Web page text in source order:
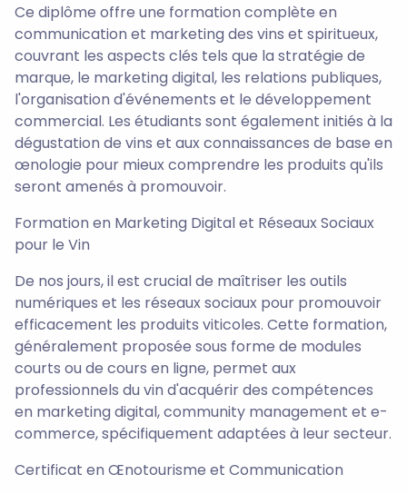
Ce diplôme offre une formation complète en
communication et marketing des vins et spiritueux,
couvrant les aspects clés tels que la stratégie de
marque, le marketing digital, les relations publiques,
l'organisation d'événements et le développement
commercial. Les étudiants sont également initiés à la
dégustation de vins et aux connaissances de base en
œnologie pour mieux comprendre les produits qu'ils
seront amenés à promouvoir.
Formation en Marketing Digital et Réseaux Sociaux
pour le Vin
De nos jours, il est crucial de maîtriser les outils
numériques et les réseaux sociaux pour promouvoir
efficacement les produits viticoles. Cette formation,
généralement proposée sous forme de modules
courts ou de cours en ligne, permet aux
professionnels du vin d'acquérir des compétences
en marketing digital, community management et e-
commerce, spécifiquement adaptées à leur secteur.
Certificat en Œnotourisme et Communication